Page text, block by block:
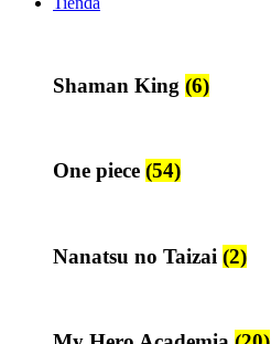
Shaman King (6)
One piece (54)
Nanatsu no Taizai (2)